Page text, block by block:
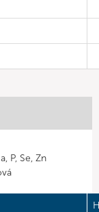
P, Se, Zn